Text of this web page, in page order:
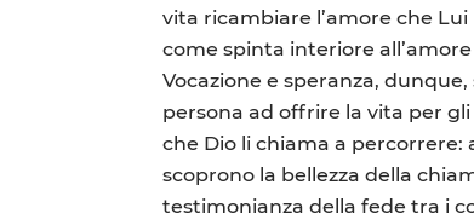
vita ricambiare l’amore che
come spinta interiore
Vocazione e speranza,
persona ad offrire la vita per
che Dio li chiama a percorrere:
scoprono la bellezza della
testimonianza della fede tra i